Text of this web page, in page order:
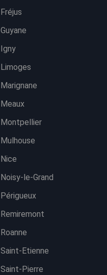
Fréjus
Guyane
Igny
Limoges
Marignane
Meaux
Montpellier
Mulhouse
Nice
Noisy-le-Grand
Périgueux
Remiremont
Roanne
Saint-Etienne
Saint-Pierre